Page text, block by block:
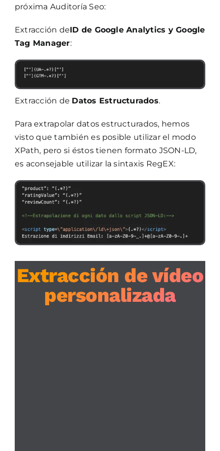
próxima Auditoría Seo:
Extracción deID de Google Analytics y Google
Tag Manager:
Extracción de Datos Estructurados.
Para extrapolar datos estructurados, hemos
visto que también es posible utilizar el modo
XPath, pero si éstos tienen formato JSON-LD,
es aconsejable utilizar la sintaxis RegEX:
Extracción de vídeo
personalizada